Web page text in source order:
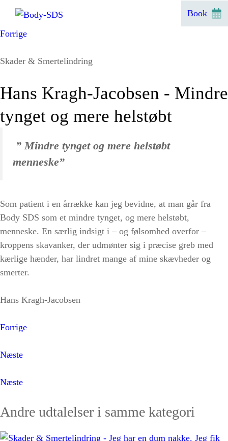
indhold
Book
Forrige
Skader & Smertelindring
Hans Kragh-Jacobsen - Mindre
tynget og mere helstøbt
” Mindre tynget og mere helstøbt
menneske”
Som patient i en årrække kan jeg bevidne, at man går fra
Body SDS som et mindre tynget, og mere helstøbt,
menneske. En særlig indsigt i – og følsomhed overfor –
kroppens skavanker, der udmønter sig i præcise greb med
kærlige hænder, har lindret mange af mine skævheder og
smerter.
Hans Kragh-Jacobsen
Forrige
Næste
Næste
Andre udtalelser i samme kategori